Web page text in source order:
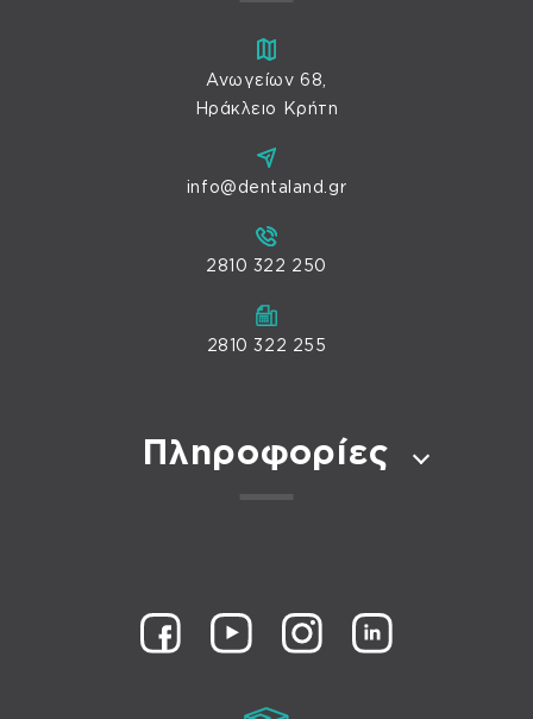
Ανωγείων 68,
Ηράκλειο Κρήτη
info@dentaland.gr
2810 322 250
2810 322 255
Πληροφορίες